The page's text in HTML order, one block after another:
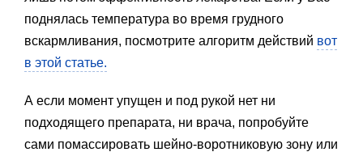
поднялась температура во время грудного
вскармливания, посмотрите алгоритм действий вот
в этой статье.
А если момент упущен и под рукой нет ни
подходящего препарата, ни врача, попробуйте
сами помассировать шейно-воротниковую зону или